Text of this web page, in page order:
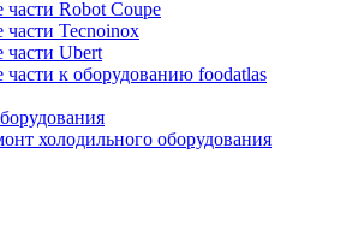
части Robot Coupe
части Tecnoinox
части Ubert
части к оборудованию foodatlas
холодильного оборудования